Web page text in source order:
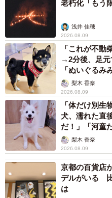
老朽化「もう
浅井 佳穂
2026.08.09
「これが不
→2分後、足
「ぬいぐるみ
梨木 香奈
2026.08.09
「体だけ別生
犬、濡れた直
だ！」「河童
梨木 香奈
2026.08.09
京都の百貨店
デルがいる
は